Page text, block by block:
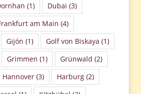
(1) Dubai (3)
am Main (4)
Gijón (1) Golf von Biskaya (1)
Grimmen (1) Grünwald (2)
Hannover (3) Harburg (2)